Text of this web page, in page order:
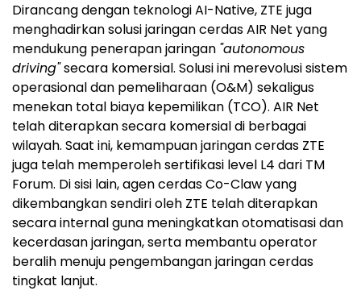
Dirancang dengan teknologi AI-Native, ZTE juga
menghadirkan solusi jaringan cerdas AIR Net yang
mendukung penerapan jaringan "autonomous
driving"secara komersial. Solusi ini merevolusi sistem
operasional dan pemeliharaan (O&M) sekaligus
menekan total biaya kepemilikan (TCO). AIR Net
telah diterapkan secara komersial di berbagai
wilayah. Saat ini, kemampuan jaringan cerdas ZTE
juga telah memperoleh sertifikasi level L4 dari TM
Forum. Di sisi lain, agen cerdas Co-Claw yang
dikembangkan sendiri oleh ZTE telah diterapkan
secara internal guna meningkatkan otomatisasi dan
kecerdasan jaringan, serta membantu operator
beralih menuju pengembangan jaringan cerdas
tingkat lanjut.